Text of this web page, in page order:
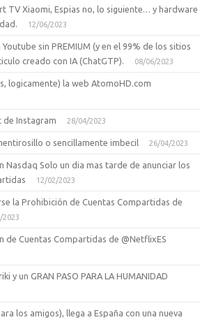
TV Xiaomi, Espias no, lo siguiente… y hardware
12/06/2023
sin PREMIUM (y en el 99% de los sitios
creado con IA (ChatGTP).
08/06/2023
logicamente) la web AtomoHD.com
de Instagram 28/04/2023
o sencillamente imbecil 26/04/2023
Nasdaq Solo un dia mas tarde de anunciar los
12/02/2023
la Prohibición de Cuentas Compartidas de
2023
de Cuentas Compartidas de @NetflixES
y un GRAN PASO PARA LA HUMANIDAD
los amigos), llega a España con una nueva